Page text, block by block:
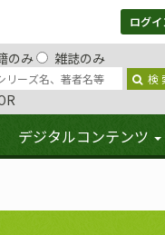
ログイ
のみ 雑誌のみ
検
デジタルコンテンツ